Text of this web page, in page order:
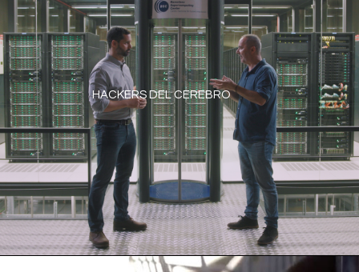
HACKERS DEL CEREBRO